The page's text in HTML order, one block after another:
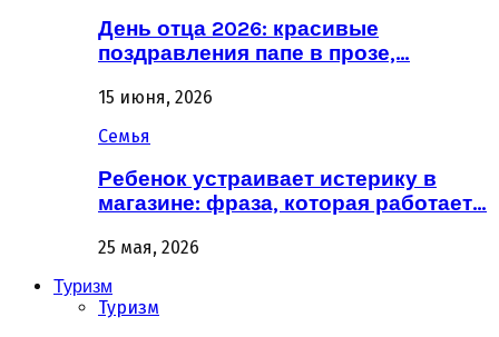
День отца 2026: красивые
поздравления папе в прозе,…
15 июня, 2026
Семья
Ребенок устраивает истерику в
магазине: фраза, которая работает…
25 мая, 2026
Туризм
Туризм